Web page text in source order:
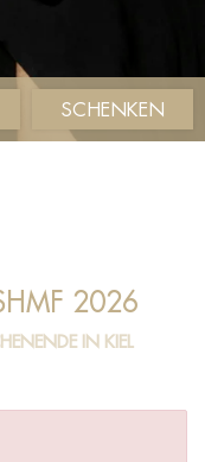
SCHENKEN
2026
IN KIEL